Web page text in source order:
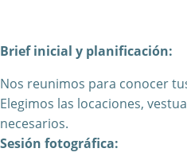
Brief inicial y planificación:
Nos reunimos para conocer
Elegimos las locaciones,
necesarios.
Sesión fotográfica: